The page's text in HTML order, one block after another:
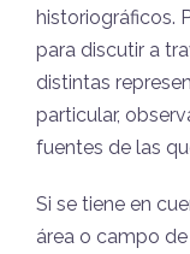
historiográficos.
para discutir a
distintas
particular,
fuentes de las
Si se tiene en
área o campo